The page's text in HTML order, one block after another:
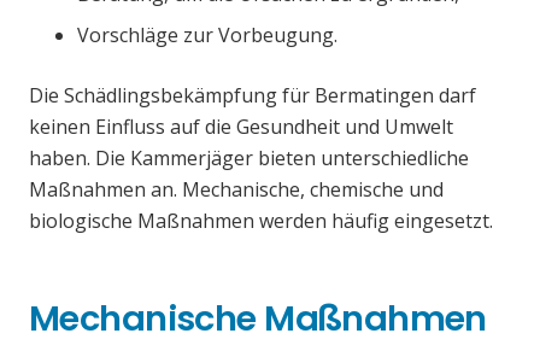
Vorschläge zur Vorbeugung.
Die Schädlingsbekämpfung für Bermatingen darf
keinen Einfluss auf die Gesundheit und Umwelt
haben. Die Kammerjäger bieten unterschiedliche
Maßnahmen an. Mechanische, chemische und
biologische Maßnahmen werden häufig eingesetzt.
Mechanische Maßnahmen